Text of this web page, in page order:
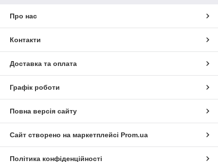
Про нас
Контакти
Доставка та оплата
Графік роботи
Повна версія сайту
Сайт створено на маркетплейсі Prom.ua
Політика конфіденційності